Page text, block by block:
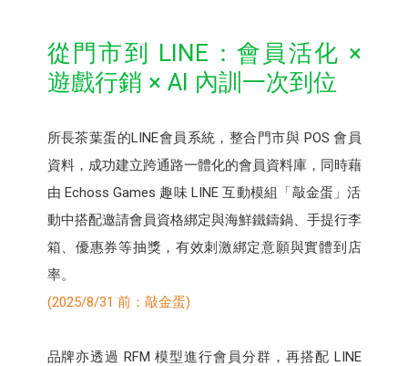
從門市到 LINE：會員活化 ×
遊戲行銷 × AI 內訓一次到位
所長茶葉蛋的LINE會員系統，整合門市與 POS 會員
資料，成功建立跨通路一體化的會員資料庫，同時藉
由 Echoss Games 趣味 LINE 互動模組「敲金蛋」活
動中搭配邀請會員資格綁定與海鮮鐵鑄鍋、手提行李
箱、優惠券等抽獎，有效刺激綁定意願與實體到店
率。
(2025/8/31 前：敲金蛋)
品牌亦透過 RFM 模型進行會員分群，再搭配 LINE